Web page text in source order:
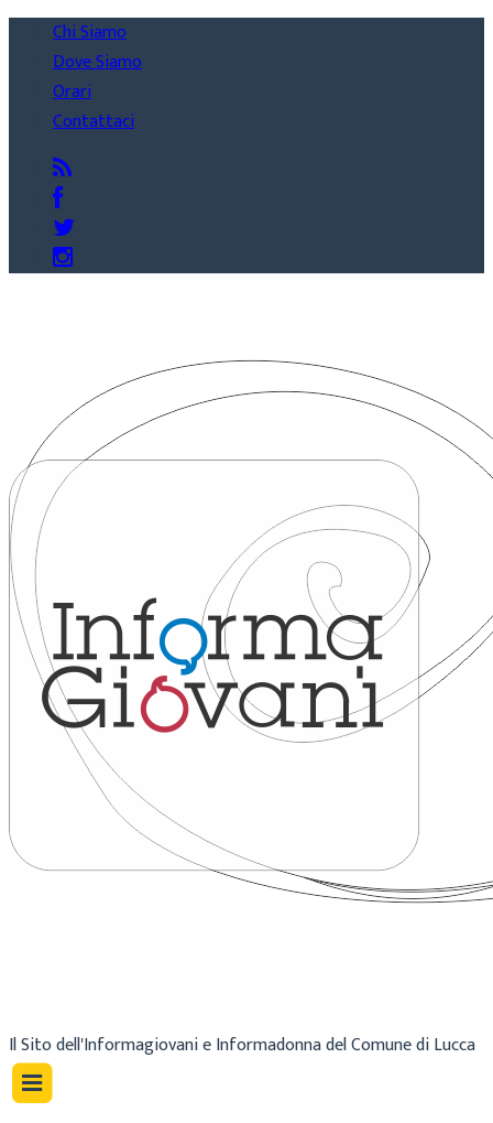
Chi Siamo
Dove Siamo
Orari
Contattaci
Il Sito dell'Informagiovani e Informadonna del Comune di Lucca